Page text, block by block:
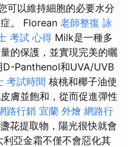
可以維持細胞的必要水分
。 Florean 老師整復 詠
考試 心得 Milk是一種多
的保護，並實現完美的曬
D-Panthenol和UVA/UVB
考試時間 核桃和椰​​​​子油使
膚並飽和，從而促進彈性
路行銷 宜蘭 外燴 網路行
花提取物，陽光很快就會
亞金霜不僅不會惡化其